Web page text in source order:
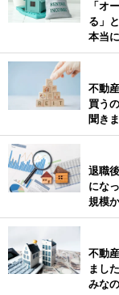
「オ
る」
本当
不動
買う
聞き
退職
にな
規模
不動
まし
みな